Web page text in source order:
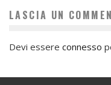
LASCIA UN
Devi essere connesso